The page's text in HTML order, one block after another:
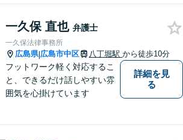
一久保 直也 弁護士
一久保法律事務所
広島県|広島市中区 八丁堀駅 から徒歩10分
フットワーク軽く対応するこ
と、できるだけ話しやすい雰
囲気を心掛けています
詳細を見
る